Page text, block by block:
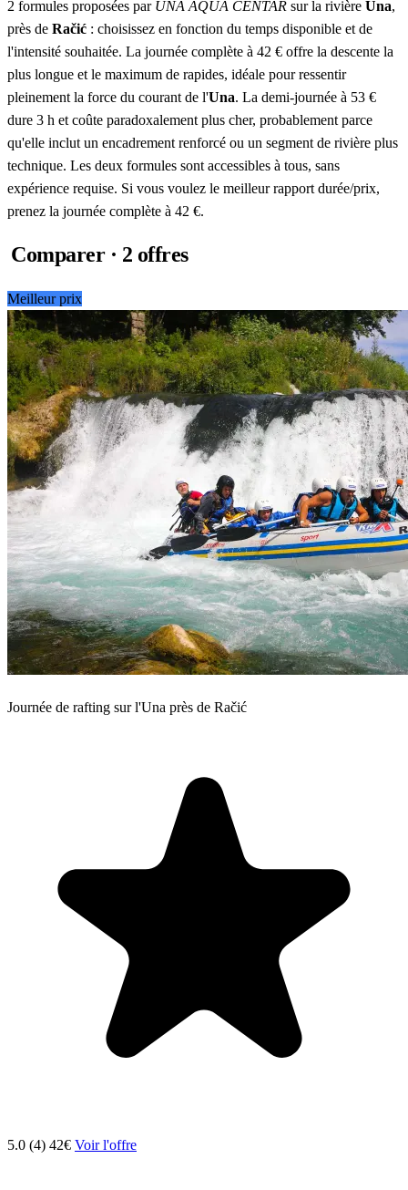
2 formules proposées par UNA AQUA CENTAR sur la rivière Una,
près de Račić : choisissez en fonction du temps disponible et de
l'intensité souhaitée. La journée complète à 42 € offre la descente la
plus longue et le maximum de rapides, idéale pour ressentir
pleinement la force du courant de l'Una. La demi-journée à 53 €
dure 3 h et coûte paradoxalement plus cher, probablement parce
qu'elle inclut un encadrement renforcé ou un segment de rivière plus
technique. Les deux formules sont accessibles à tous, sans
expérience requise. Si vous voulez le meilleur rapport durée/prix,
prenez la journée complète à 42 €.
Comparer · 2 offres
Meilleur prix
Journée de rafting sur l'Una près de Račić
5.0 (4) 42€ Voir l'offre